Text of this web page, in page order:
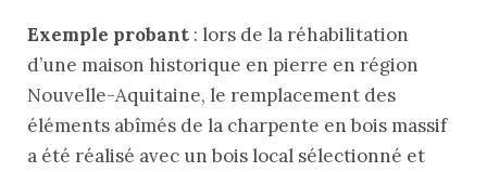
Exemple probant : lors de la réhabilitation
d’une maison historique en pierre en région
Nouvelle-Aquitaine, le remplacement des
éléments abîmés de la charpente en bois massif
a été réalisé avec un bois local sélectionné et